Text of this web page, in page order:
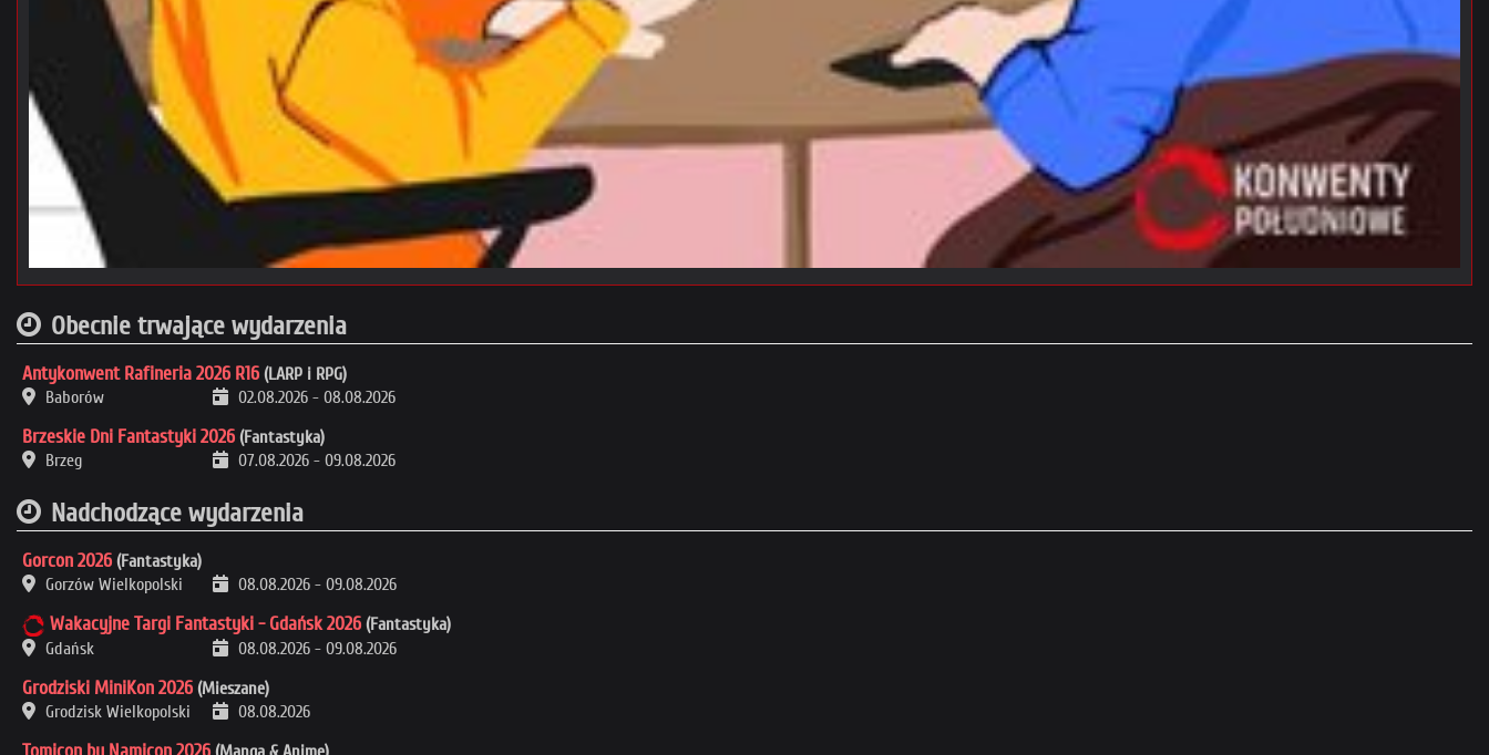
Obecnie trwające wydarzenia
Antykonwent Rafineria 2026 R16 (LARP i RPG)
Baborów
02.08.2026 - 08.08.2026
Brzeskie Dni Fantastyki 2026 (Fantastyka)
Brzeg
07.08.2026 - 09.08.2026
Nadchodzące wydarzenia
Gorcon 2026 (Fantastyka)
Gorzów Wielkopolski
08.08.2026 - 09.08.2026
Wakacyjne Targi Fantastyki - Gdańsk 2026 (Fantastyka)
Gdańsk
08.08.2026 - 09.08.2026
Grodziski MiniKon 2026 (Mieszane)
Grodzisk Wielkopolski
08.08.2026